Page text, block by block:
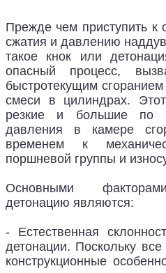
Прежде чем приступить к
сжатия и давлению
такое кнок или
опасный процесс,
быстротекущим
смеси в цилиндрах.
резкие и большие по
давления в камере
временем к
поршневой группы и
Основными
детонацию являются:
- Естественная
детонации. Поскольку
конструкционные